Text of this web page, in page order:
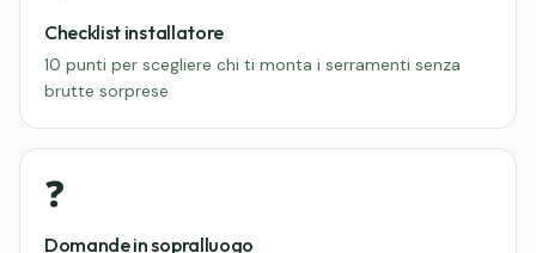
Checklist installatore
10 punti per scegliere chi ti monta i serramenti senza
brutte sorprese
❓
Domande in sopralluogo